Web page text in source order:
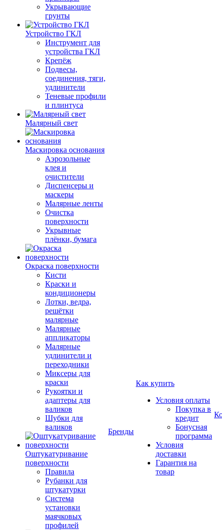
Укрывающие
грунты
Устройство ГКЛ
Инструмент для
устройства ГКЛ
Крепёж
Подвесы,
соединения, тяги,
удлинители
Теневые профили
и плинтуса
Малярный свет
Маскировка основания
Аэрозольные
клея и
очистители
Диспенсеры и
маскеры
Малярные ленты
Очистка
поверхности
Укрывные
плёнки, бумага
Окраска поверхности
Кисти
Краски и
кондиционеры
Лотки, ведра,
решётки
малярные
Малярные
аппликаторы
Малярные
удлинители и
переходники
Миксеры для
краски
Рукоятки и
адаптеры для
валиков
Шубки для
валиков
Оштукатуривание
поверхности
Правила
Рубанки для
штукатурки
Система
установки
маячковых
профилей
Бренды
Как купить
Условия оплаты
Покупка в
кредит
Бонусная
программа
Условия
доставки
Гарантия на
товар